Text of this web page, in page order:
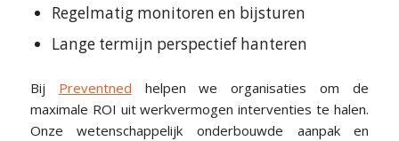
Regelmatig monitoren en bijsturen
Lange termijn perspectief hanteren
Bij Preventned helpen we organisaties om de
maximale ROI uit werkvermogen interventies te halen.
Onze wetenschappelijk onderbouwde aanpak en